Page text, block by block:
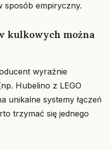
sposób empiryczny.
kulkowych można
wyraźnie
Hubelino z LEGO
unikalne systemy łączeń
trzymać się jednego